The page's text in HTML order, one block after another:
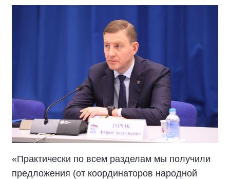
«Практически по всем разделам мы получили
предложения (от координаторов народной